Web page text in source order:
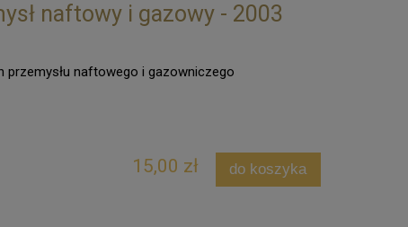
naftowy i gazowy - 2003
przemysłu naftowego i gazowniczego
15,00 zł do koszyka